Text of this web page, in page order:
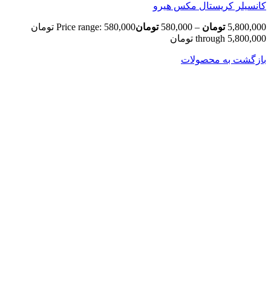
کانسیلر کریستال مکس هیرو
5,800,000 تومان –
580,000 تومان
Price range: 580,000 تومان
through 5,800,000 تومان
بازگشت به محصولات